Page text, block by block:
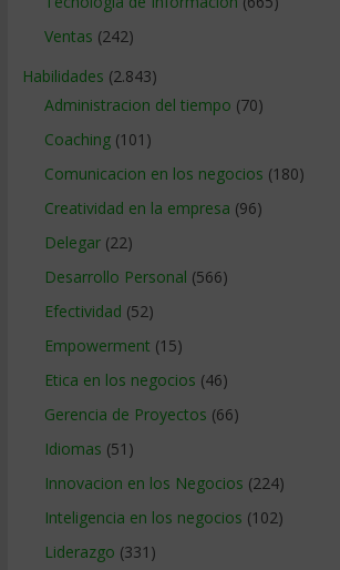
Ventas (242)
Habilidades (2.843)
Administracion del tiempo (70)
Coaching(101)
Comunicacion en los negocios (180)
Creatividad en la empresa (96)
Delegar(22)
Desarrollo Personal (566)
Efectividad (52)
Empowerment (15)
Etica en los negocios (46)
Gerencia de Proyectos (66)
Idiomas (51)
Innovacion en los Negocios (224)
Inteligencia en los negocios (102)
Liderazgo (331)